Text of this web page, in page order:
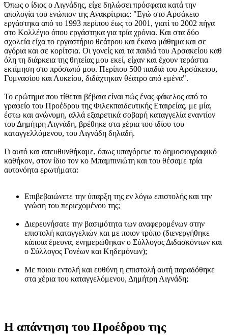
Όπως ο ίδιος ο Λιγνάδης, είχε δηλώσει πρόσφατα κατά την
απολογία του ενώπιον της Ανακρίτριας: "Εγώ στο Αρσάκειο
εργάστηκα από το 1993 περίπου έως το 2001, γιατί το 2002 πήγα
στο Κολλέγιο όπου εργάστηκα για τρία χρόνια. Και στα δύο
σχολεία είχα το εργαστήριο θεάτρου και έκανα μάθημα και σε
αγόρια και σε κορίτσια. Οι γονείς και τα παιδιά του Αρσακείου καθ
όλη τη διάρκεια της θητείας μου εκεί, είχαν και έχουν τεράστια
εκτίμηση στο πρόσωπό μου. Περίπου 500 παιδιά του Αρσάκειου,
Γυμνασίου και Λυκείου, διδάχτηκαν θέατρο από εμένα".
Το ερώτημα που τίθεται βέβαια είναι πώς ένας φάκελος από το
γραφείο του Προέδρου της Φιλεκπαιδευτικής Εταιρείας, με μία,
έστω και ανώνυμη, αλλά εξαιρετικά σοβαρή καταγγελία εναντίον
του Δημήτρη Λιγνάδη, βρέθηκε στα χέρια του ιδίου του
καταγγελλόμενου, του Λιγνάδη δηλαδή.
Γι αυτό και απευθυνθήκαμε, όπως υπαγόρευε το δημοσιογραφικό
καθήκον, στον ίδιο τον κο Μπαμπινιώτη και του θέσαμε τρία
αυτονόητα ερωτήματα:
Επιβεβαιώνετε την ύπαρξη της εν λόγω επιστολής και την
γνώση του περιεχομένου της;
Διερευνήσατε την βασιμότητα των αναφερομένων στην
επιστολή καταγγελιών και με ποιον τρόπο (διενεργήθηκε
κάποια έρευνα, ενημερώθηκαν ο Σύλλογος Διδασκόντων και
ο Σύλλογος Γονέων και Κηδεμόνων);
Με ποιου εντολή και ευθύνη η επιστολή αυτή παραδόθηκε
στα χέρια του καταγγελόμενου, Δημήτρη Λιγνάδη;
Η απάντηση του Προέδρου της